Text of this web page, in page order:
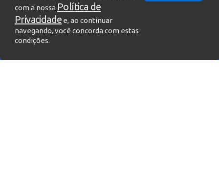
com a nossa Política de
Privacidade e, ao continuar
navegando, você concorda com estas
condições.